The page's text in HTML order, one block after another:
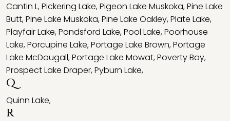
Cantin L,Pickering Lake,Pigeon Lake Muskoka,Pine Lake
Butt,Pine Lake Muskoka,Pine Lake Oakley,Plate Lake,
Playfair Lake,Pondsford Lake,Pool Lake,Poorhouse
Lake,Porcupine Lake,Portage Lake Brown,Portage
Lake McDougall,Portage Lake Mowat,Poverty Bay,
Prospect Lake Draper,Pyburn Lake,
Q
Quinn Lake,
R